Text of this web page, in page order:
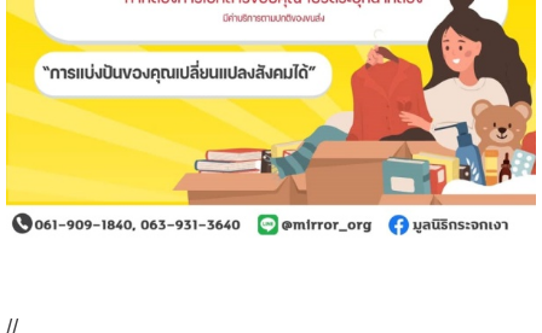
//..................